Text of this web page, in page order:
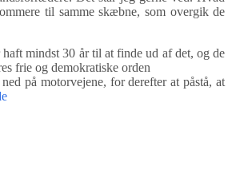
til samme skæbne, som overgik de
mindst 30 år til at finde ud af det, og de
frie og demokratiske orden
på motorvejene, for derefter at påstå, at